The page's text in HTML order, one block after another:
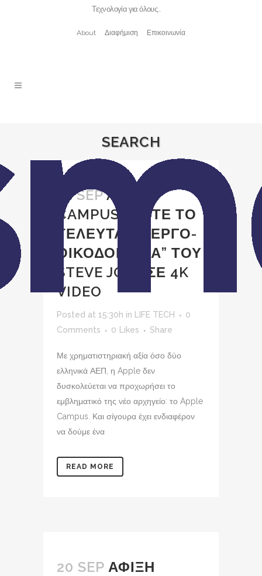
Τεχνολογία για όλους…
About Διαφήμιση Επικοινωνία
SEARCH
21 SEP APPLE
CAMPUS, ΔΕΙΤΕ ΤΟ
ΤΕΛΕΥΤΑΙΟ “ΕΡΓΟ-
ΟΙΚΟΔΟΜΗΜΑ” ΤΟΥ
STEVE JOBS ΣΕ 4K
VIDEO
Posted at 15:30h in LIFE TECH
0
Comments
0 Likes Share
Με χρηματιστηριακή αξία όσο δύο
ελληνικά ΑΕΠ, η Apple δεν
δυσκολεύεται να προχωρήσει το
εμβληματικό της νέο αρχηγείο: το Apple
Campus. Και σίγουρα έχει ενδιαφέρον
να δούμε ένα
READ MORE
20 SEP ΑΦΙΞΗ